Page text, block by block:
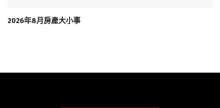
2026年8月房產大小事